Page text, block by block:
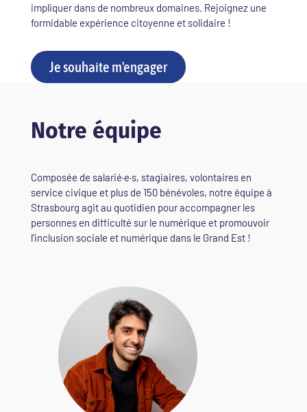
impliquer dans de nombreux domaines. Rejoignez une
formidable expérience citoyenne et solidaire !
Je souhaite m'engager
Notre équipe
Composée de salarié·e·s, stagiaires, volontaires en
service civique et plus de 150 bénévoles, notre équipe à
Strasbourg agit au quotidien pour accompagner les
personnes en difficulté sur le numérique et promouvoir
l’inclusion sociale et numérique dans le Grand Est !